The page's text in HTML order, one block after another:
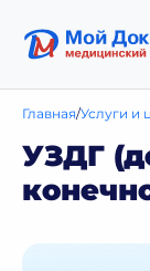
Главная Услуги и
УЗДГ